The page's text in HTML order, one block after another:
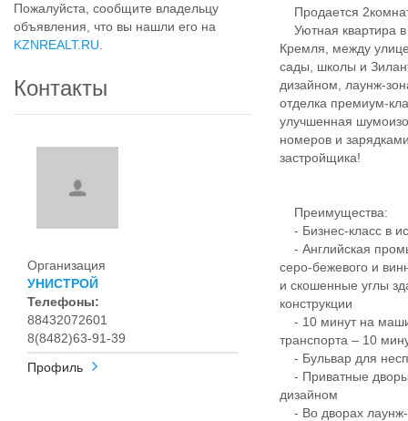
Пожалуйста, сообщите владельцу
объявления, что вы нашли его на
KZNREALT.RU
Контакты
Организация
УНИСТРОЙ
Телефоны:
88432072601
8(8482)63-91-39
Профиль
Продается
Уютная квартира в
Кремля, между
сады, школы и
дизайном, лаунж-
отделка премиум-
улучшенная
номеров и
застройщика!
Преимущества:
- Бизнес-класс в
- Английская
серо-бежевого и
и скошенные углы
конструкции
- 10 минут на
транспорта – 10
- Бульвар для
- Приватные
дизайном
- Во дворах лаунж-